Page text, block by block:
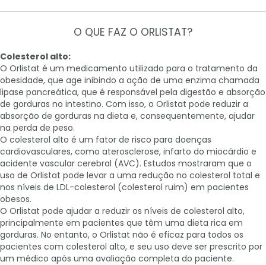
O QUE FAZ O ORLISTAT?
Colesterol alto:
O Orlistat é um medicamento utilizado para o tratamento da
obesidade, que age inibindo a ação de uma enzima chamada
lipase pancreática, que é responsável pela digestão e absorção
de gorduras no intestino. Com isso, o Orlistat pode reduzir a
absorção de gorduras na dieta e, consequentemente, ajudar
na perda de peso.
O colesterol alto é um fator de risco para doenças
cardiovasculares, como aterosclerose, infarto do miocárdio e
acidente vascular cerebral (AVC). Estudos mostraram que o
uso de Orlistat pode levar a uma redução no colesterol total e
nos níveis de LDL-colesterol (colesterol ruim) em pacientes
obesos.
O Orlistat pode ajudar a reduzir os níveis de colesterol alto,
principalmente em pacientes que têm uma dieta rica em
gorduras. No entanto, o Orlistat não é eficaz para todos os
pacientes com colesterol alto, e seu uso deve ser prescrito por
um médico após uma avaliação completa do paciente.